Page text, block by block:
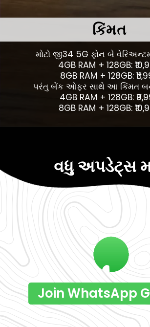
કિંમત
મોટો જી34 5G ફોન બે
4GB RAM + 128GB:
8GB RAM + 128GB:
પરંતુ બેંક ઓફર સાથે આ કિંમત
4GB RAM + 128GB:
8GB RAM + 128GB:
Join WhatsApp
વધુ અપડેટ્સ